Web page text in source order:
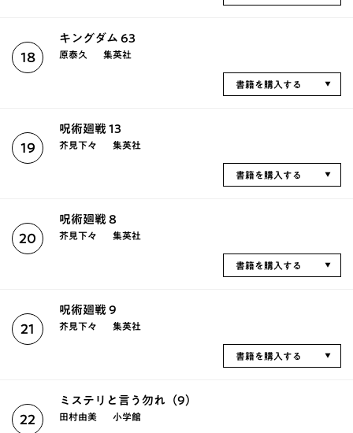
18
キングダム 63
原泰久 集英社
書籍を購入する
19
呪術廻戦 13
芥見下々 集英社
書籍を購入する
20
呪術廻戦 8
芥見下々 集英社
書籍を購入する
21
呪術廻戦 9
芥見下々 集英社
書籍を購入する
22
ミステリと言う勿れ（9）
田村由美 小学館